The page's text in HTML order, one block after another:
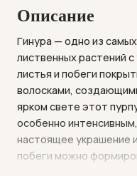
Описание
Гинура — одно из
лиственных растений
листья и побеги
волосками,
ярком свете этот
особенно
настоящее украшение
побеги можно